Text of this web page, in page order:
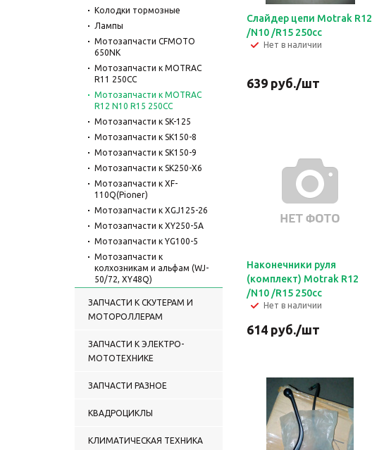
Колодки тормозные
Лампы
Мотозапчасти CFMOTO
650NK
Мотозапчасти к MOTRAC
R11 250CC
Мотозапчасти к MOTRAC
R12 N10 R15 250CC
Мотозапчасти к SK-125
Мотозапчасти к SK150-8
Мотозапчасти к SK150-9
Мотозапчасти к SK250-X6
Мотозапчасти к XF-
110Q(Pioner)
Мотозапчасти к XGJ125-26
Мотозапчасти к XY250-5A
Мотозапчасти к YG100-5
Мотозапчасти к
колхозникам и альфам (WJ-
50/72, XY48Q)
кроссоверу XY200GY-6,
XY250GY-6
кроссоверу YD 250 GY
Мотозапчасти к
Мотозапчасти к
SY250ZH-E)
LK50 Q3
ЗАПЧАСТИ К СКУТЕРАМ И
МОТОРОЛЛЕРАМ
ЗАПЧАСТИ К ЭЛЕКТРО-
МОТОТЕХНИКЕ
ЗАПЧАСТИ РАЗНОЕ
КВАДРОЦИКЛЫ
КЛИМАТИЧЕСКАЯ ТЕХНИКА
Слайдер цепи Motrak R12
/N10 /R15 250сс
Нет в наличии
639 руб./шт
Наконечники руля
(комплект) Motrak R12
/N10 /R15 250сс
Нет в наличии
614 руб./шт